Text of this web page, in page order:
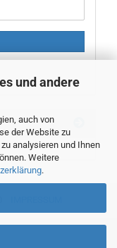
und andere
auch von
der Website zu
analysieren und Ihnen
Weitere
.